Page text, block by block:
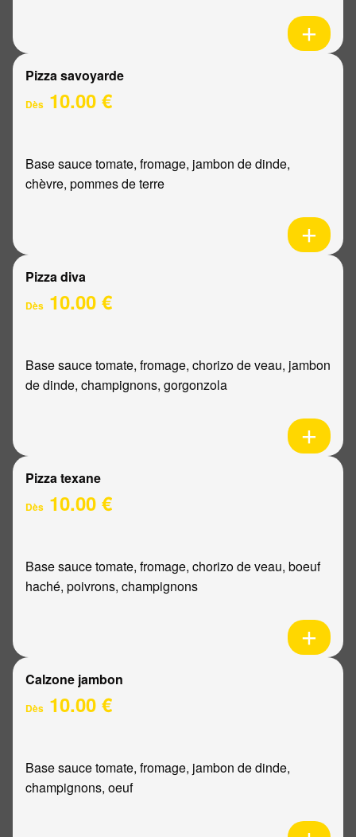
Pizza savoyarde
Dès 10.00 €
Base sauce tomate, fromage, jambon de dinde,
chèvre, pommes de terre
Pizza diva
Dès 10.00 €
Base sauce tomate, fromage, chorizo de veau, jambon
de dinde, champignons, gorgonzola
Pizza texane
Dès 10.00 €
Base sauce tomate, fromage, chorizo de veau, boeuf
haché, poivrons, champignons
Calzone jambon
Dès 10.00 €
Base sauce tomate, fromage, jambon de dinde,
champignons, oeuf